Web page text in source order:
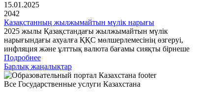
15.01.2025
2042
Қазақстанның жылжымайтын мүлік нарығы
2025 жылы Қазақстандағы жылжымайтын мүлік
нарығындағы ахуалға ҚҚС мөлшерлемесінің өзгеруі,
инфляция және ұлттық валюта бағамы сияқты бірнеше
Подробнее
Барлық жаңалықтар
Все Государственные услуги Казахстана